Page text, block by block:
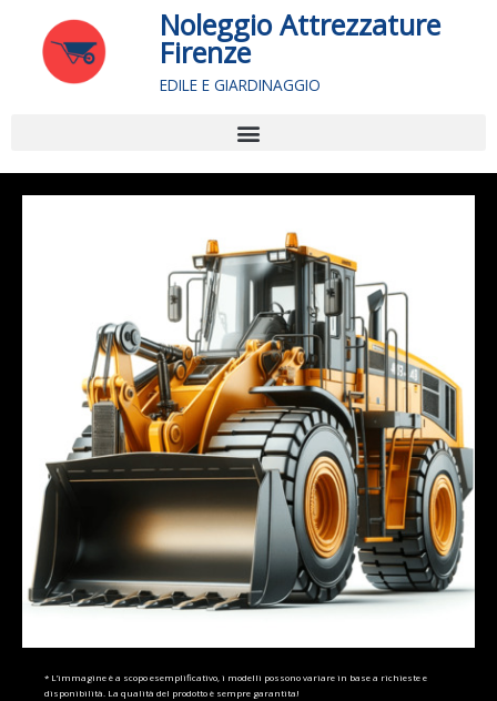
contenuto
Noleggio Attrezzature
Firenze
EDILE E GIARDINAGGIO
Menu
* L’immagine è a scopo esemplificativo, i modelli possono variare in base a richieste e
disponibilità. La qualità del prodotto è sempre garantita!